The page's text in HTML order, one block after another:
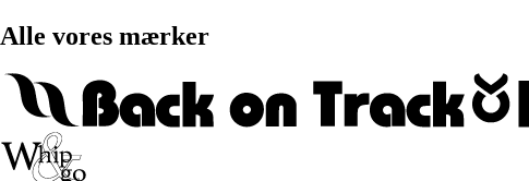
Alle vores mærker